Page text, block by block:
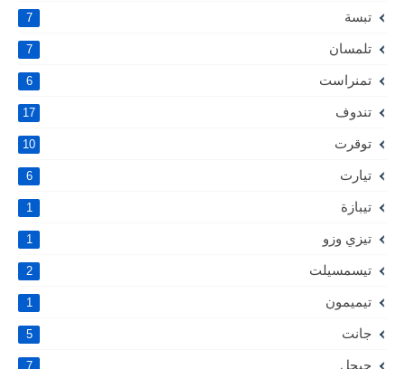
تبسة 7
تلمسان 7
تمنراست 6
تندوف 17
توقرت 10
تيارت 6
تيبازة 1
تيزي وزو 1
تيسمسيلت 2
تيميمون 1
جانت 5
جيجل 7